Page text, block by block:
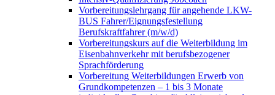
Vorbereitungslehrgang für angehende LKW-
BUS Fahrer/Eignungsfestellung
Berufskraftfahrer (m/w/d)
Vorbereitungskurs auf die Weiterbildung im
Eisenbahnverkehr mit berufsbezogener
Sprachförderung
Vorbereitung Weiterbildungen Erwerb von
Grundkompetenzen – 1 bis 3 Monate